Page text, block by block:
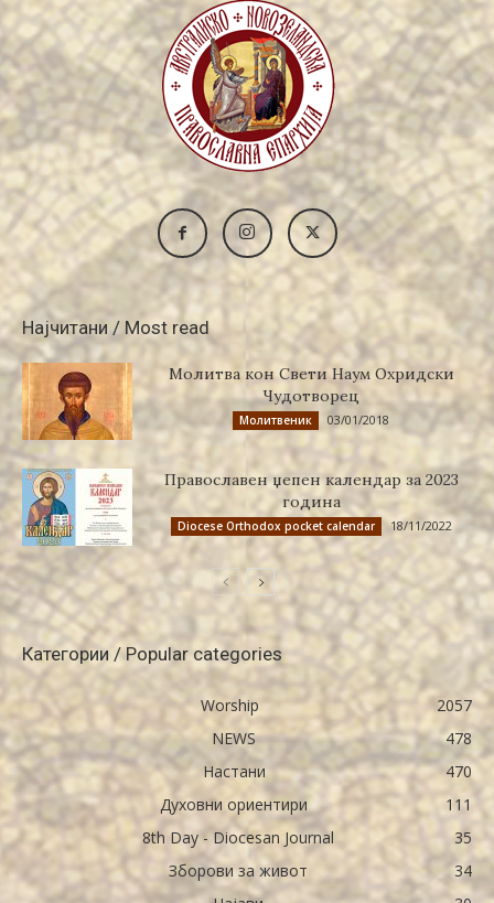
Најчитани / Most read
Молитва кон Свети Наум Охридски
Чудотворец
Молитвеник 03/01/2018
Православен џепен календар за 2023
година
Diocese Orthodox pocket calendar 18/11/2022
Категории / Popular categories
Worship
2057
NEWS
478
Настани
470
Духовни ориентири
111
8th Day - Diocesan Journal
35
Зборови за живот
34